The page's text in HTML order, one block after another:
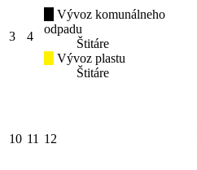
3 4
Vývoz komunálneho
odpadu
Štitáre
Vývoz plastu
Štitáre
10 11 12